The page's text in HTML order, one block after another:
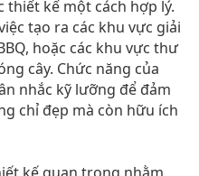
kế một cách hợp lý.
tạo ra các khu vực giải
hoặc các khu vực thư
cây. Chức năng của
nhắc kỹ lưỡng để đảm
chỉ đẹp mà còn hữu ích
kế quan trọng nhằm